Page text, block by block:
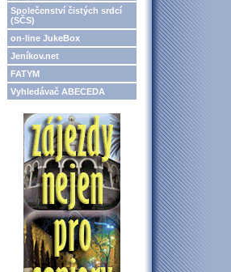
Společenství čistých srdcí
(SČS)
on-line JukeBox
Jeníkov.net
FATYM
Vyhledávač ABECEDA